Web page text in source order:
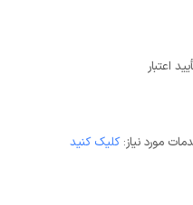
اعتبار
مورد نیاز:کلیک کنید